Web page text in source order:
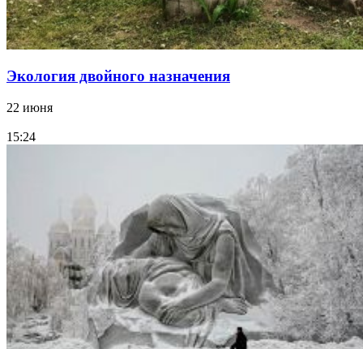
Экология двойного назначения
22 июня
15:24